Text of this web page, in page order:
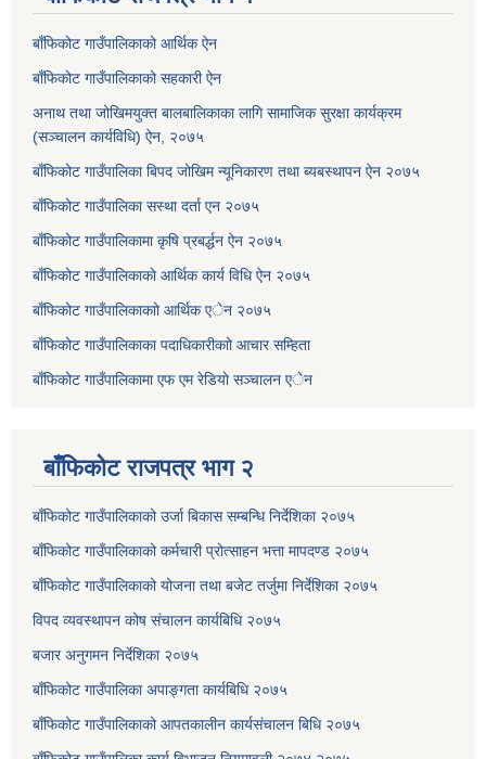
बाँफिकोट गाउँपालिकाको आर्थिक ऐन
बाँफिकोट गाउँपालिकाको सहकारी ऐन
अनाथ तथा जोखिमयुक्त बालबालिकाका लागि सामाजिक सुरक्षा कार्यक्रम
(सञ्चालन कार्यविधि) ऐन, २०७५
बाँफिकोट गाउँपालिका बिपद जोखिम न्यूनिकारण तथा ब्यबस्थापन ऐन २०७५
बाँफिकोट गाउँपालिका सस्था दर्ता एन २०७५
बाँफिकोट गाउँपालिकामा कृषि प्रबर्द्धन ऐन २०७५
बाँफिकोट गाउँपालिकाकाे आर्थिक कार्य विधि ऐन २०७५
बाँफिकोट गाउँपालिकाकाो आर्थिक एेन २०७५
बाँफिकोट गाउँपालिकाका पदाधिकारीकाो आचार सम्हिता
बाँफिकोट गाउँपालिकामा एफ एम रेडियाे सञ्चालन एेन
बाँफिकोट राजपत्र भाग २
बाँफिकोट गाउँपालिकाको उर्जा बिकास सम्बन्धि निर्देशिका २०७५
बाँफिकोट गाउँपालिकाको कर्मचारी प्रोत्साहन भत्ता मापदण्ड २०७५
बाँफिकोट गाउँपालिकाको योजना तथा बजेट तर्जुमा निर्देशिका २०७५
विपद व्यवस्थापन कोष संचालन कार्यबिधि २०७५
बजार अनुगमन निर्देशिका २०७५
बाँफिकोट गाउँपालिका अपाङ्गता कार्यबिधि २०७५
बाँफिकोट गाउँपालिकाको आपतकालीन कार्यसंचालन बिधि २०७५